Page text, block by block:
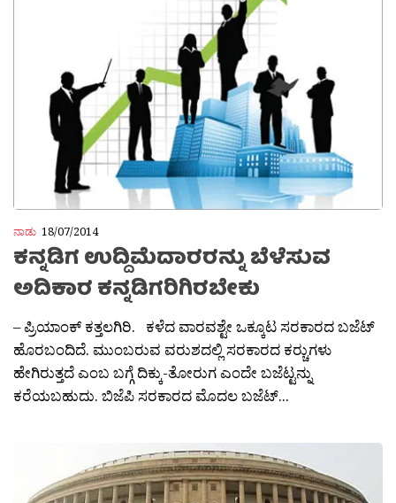
ನಾಡು 18/07/2014
ಕನ್ನಡಿಗ ಉದ್ದಿಮೆದಾರರನ್ನು ಬೆಳೆಸುವ
ಅದಿಕಾರ ಕನ್ನಡಿಗರಿಗಿರಬೇಕು
– ಪ್ರಿಯಾಂಕ್ ಕತ್ತಲಗಿರಿ. ಕಳೆದ ವಾರವಶ್ಟೇ ಒಕ್ಕೂಟ ಸರಕಾರದ ಬಜೆಟ್
ಹೊರಬಂದಿದೆ. ಮುಂಬರುವ ವರುಶದಲ್ಲಿ ಸರಕಾರದ ಕರ‍್ಚುಗಳು
ಹೇಗಿರುತ್ತದೆ ಎಂಬ ಬಗ್ಗೆ ದಿಕ್ಕು-ತೋರುಗ ಎಂದೇ ಬಜೆಟ್ಟನ್ನು
ಕರೆಯಬಹುದು. ಬಿಜೆಪಿ ಸರಕಾರದ ಮೊದಲ ಬಜೆಟ್...